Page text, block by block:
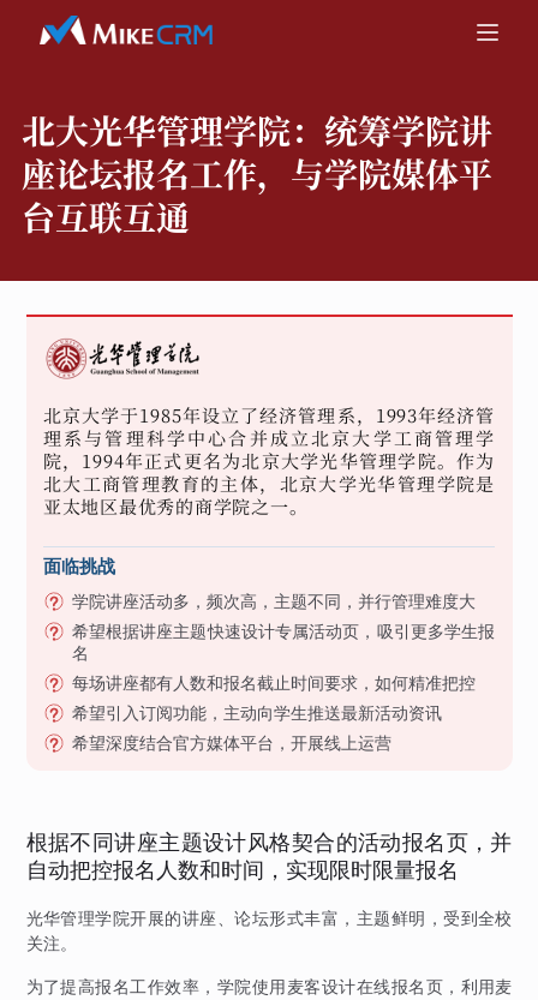
北大光华管理学院： 统筹学院讲
座论坛报名工作，与学院媒体平
台互联互通
北京大学于1985年设立了经济管理系，1993年经济管
理系与管理科学中心合并成立北京大学工商管理学
院，1994年正式更名为北京大学光华管理学院。作为
北大工商管理教育的主体，北京大学光华管理学院是
亚太地区最优秀的商学院之一。
面临挑战
学院讲座活动多，频次高，主题不同，并行管理难度大
希望根据讲座主题快速设计专属活动页，吸引更多学生报
名
每场讲座都有人数和报名截止时间要求，如何精准把控
希望引入订阅功能，主动向学生推送最新活动资讯
希望深度结合官方媒体平台，开展线上运营
根据不同讲座主题设计风格契合的活动报名页，并
自动把控报名人数和时间，实现限时限量报名
光华管理学院开展的讲座、论坛形式丰富，主题鲜明，受到全校
关注。
为了提高报名工作效率，学院使用麦客设计在线报名页，利用麦